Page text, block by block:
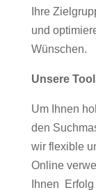
Ihre
und
Wünschen.
Unsere
Um Ihnen
den
wir flexible
Online
Ihnen